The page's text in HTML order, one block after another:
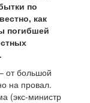
по
как
погибшей
от большой
на провал.
(экс-министр